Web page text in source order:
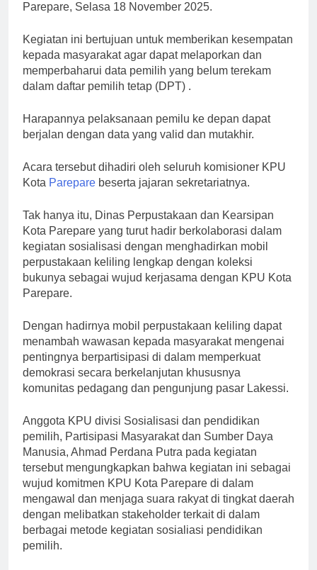
Parepare, Selasa 18 November 2025.
Kegiatan ini bertujuan untuk memberikan kesempatan
kepada masyarakat agar dapat melaporkan dan
memperbaharui data pemilih yang belum terekam
dalam daftar pemilih tetap (DPT) .
Harapannya pelaksanaan pemilu ke depan dapat
berjalan dengan data yang valid dan mutakhir.
Acara tersebut dihadiri oleh seluruh komisioner KPU
Kota Parepare beserta jajaran sekretariatnya.
Tak hanya itu, Dinas Perpustakaan dan Kearsipan
Kota Parepare yang turut hadir berkolaborasi dalam
kegiatan sosialisasi dengan menghadirkan mobil
perpustakaan keliling lengkap dengan koleksi
bukunya sebagai wujud kerjasama dengan KPU Kota
Parepare.
Dengan hadirnya mobil perpustakaan keliling dapat
menambah wawasan kepada masyarakat mengenai
pentingnya berpartisipasi di dalam memperkuat
demokrasi secara berkelanjutan khususnya
komunitas pedagang dan pengunjung pasar Lakessi.
Anggota KPU divisi Sosialisasi dan pendidikan
pemilih, Partisipasi Masyarakat dan Sumber Daya
Manusia, Ahmad Perdana Putra pada kegiatan
tersebut mengungkapkan bahwa kegiatan ini sebagai
wujud komitmen KPU Kota Parepare di dalam
mengawal dan menjaga suara rakyat di tingkat daerah
dengan melibatkan stakeholder terkait di dalam
berbagai metode kegiatan sosialiasi pendidikan
pemilih.